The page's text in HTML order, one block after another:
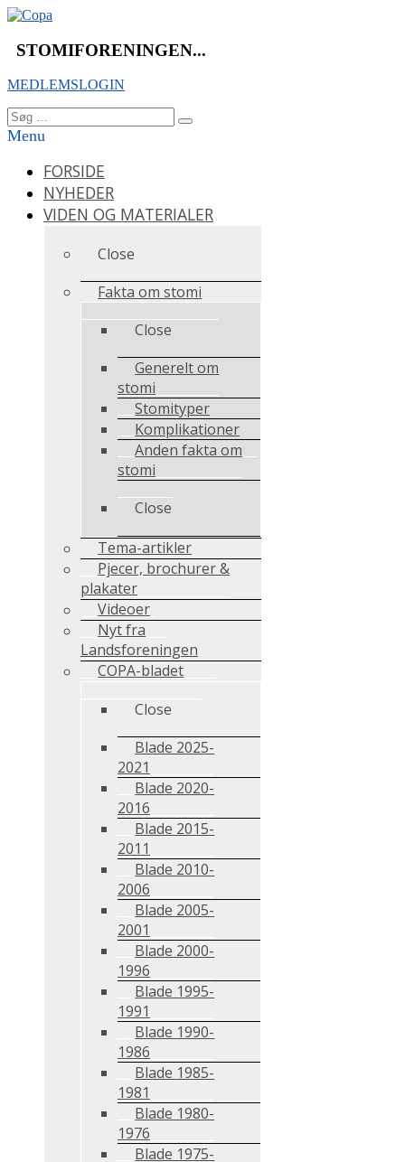
Videre
indhold
STOMIFORENINGEN...
MEDLEMSLOGIN
Søg
efter:
Søg
Menu
FORSIDE
NYHEDER
VIDEN OG MATERIALER
Close
Fakta om stomi
Close
Generelt om
stomi
Stomityper
Komplikationer
Anden fakta om
stomi
Close
Tema-artikler
Pjecer, brochurer &
plakater
Videoer
Nyt fra
Landsforeningen
COPA-bladet
Close
Blade 2025-
2021
Blade 2020-
2016
Blade 2015-
2011
Blade 2010-
2006
Blade 2005-
2001
Blade 2000-
1996
Blade 1995-
1991
Blade 1990-
1986
Blade 1985-
1981
Blade 1980-
1976
Blade 1975-